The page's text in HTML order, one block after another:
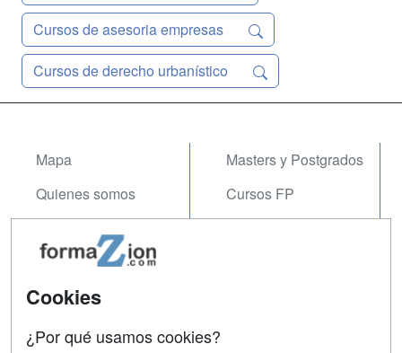
Cursos de asesoria empresas
Cursos de derecho urbanístico
Mapa
Quienes somos
Acceso Usuarios
Acceso Centros
Masters y Postgrados
Cursos FP
Cookies
¿Por qué usamos cookies?